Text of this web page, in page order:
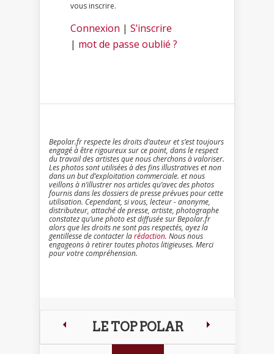
vous inscrire.
Connexion | S’inscrire
| mot de passe oublié ?
Bepolar.fr respecte les droits d’auteur et s’est toujours
engagé à être rigoureux sur ce point, dans le respect
du travail des artistes que nous cherchons à valoriser.
Les photos sont utilisées à des fins illustratives et non
dans un but d’exploitation commerciale. et nous
veillons à n’illustrer nos articles qu’avec des photos
fournis dans les dossiers de presse prévues pour cette
utilisation. Cependant, si vous, lecteur - anonyme,
distributeur, attaché de presse, artiste, photographe
constatez qu’une photo est diffusée sur Bepolar.fr
alors que les droits ne sont pas respectés, ayez la
gentillesse de contacter larédaction. Nous nous
engageons à retirer toutes photos litigieuses. Merci
pour votre compréhension.
LE TOP POLAR